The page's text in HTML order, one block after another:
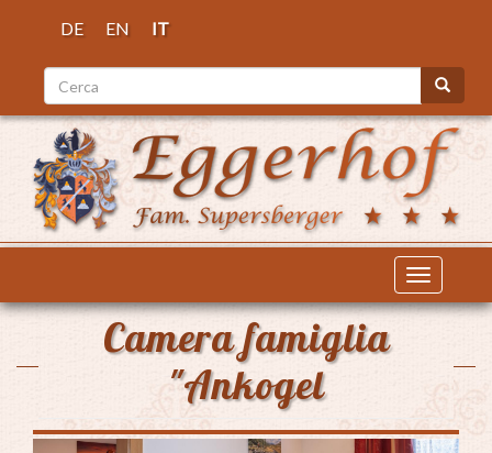
principale
DE EN IT
Cerca Cerca
Toggle
Camera famiglia
"Ankogel